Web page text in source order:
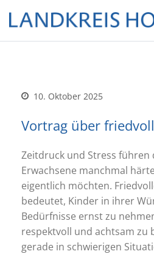
10. Oktober 2025
Vortrag über
Zeitdruck und Stress führen
Erwachsene manchmal
eigentlich möchten.
bedeutet, Kinder in ihrer
Bedürfnisse ernst zu
respektvoll und achtsam zu
gerade in schwierigen